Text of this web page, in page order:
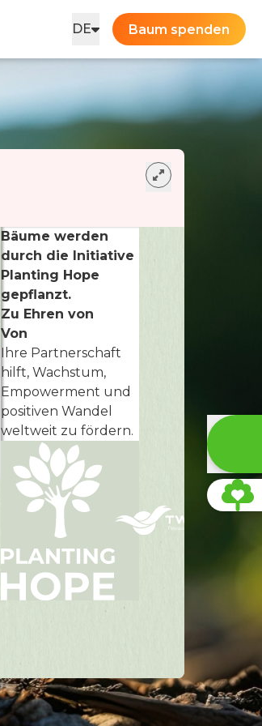
DE Baum spenden
Bäume werden
durch die Initiative
Planting Hope
gepflanzt.
Zu Ehren von
Von
Ihre Partnerschaft
hilft, Wachstum,
Empowerment und
positiven Wandel
weltweit zu fördern.